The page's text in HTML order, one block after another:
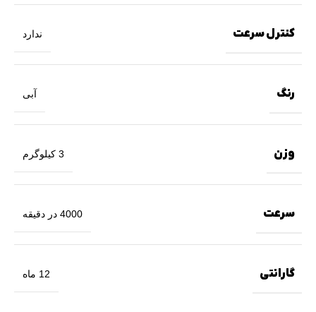
کنترل سرعت ندارد
رنگ آبی
وزن 3 کیلوگرم
سرعت 4000 در دقیقه
گارانتی 12 ماه